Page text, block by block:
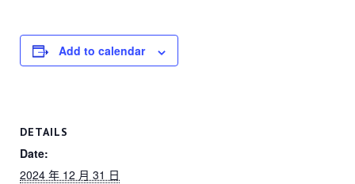
c
e
o
k
tt
er
e e
gr
o
p
y
Add to calendar
DETAILS
Date:
2024 年 12 月 31 日